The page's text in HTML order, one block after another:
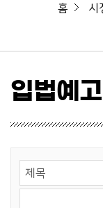
홈 시
입법예고